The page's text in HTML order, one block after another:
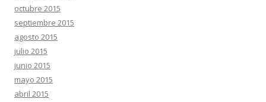
octubre 2015
septiembre 2015
agosto 2015
julio 2015
junio 2015
mayo 2015
abril 2015